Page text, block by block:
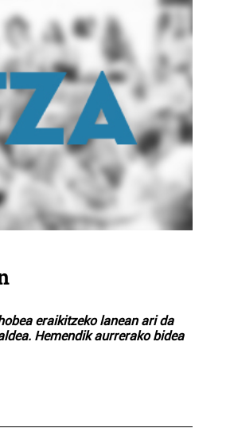
eraikitzeko lanean ari da
Hemendik aurrerako bidea